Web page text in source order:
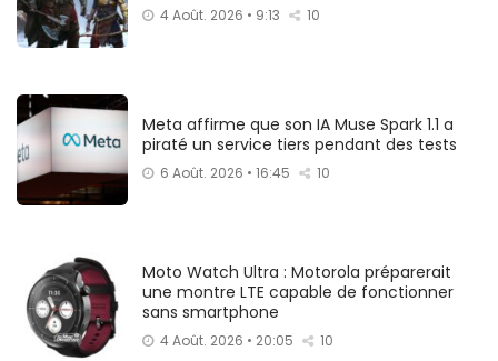
4 Août. 2026 • 9:13 10
Meta affirme que son IA Muse Spark 1.1 a
piraté un service tiers pendant des tests
6 Août. 2026 • 16:45 10
Moto Watch Ultra : Motorola préparerait
une montre LTE capable de fonctionner
sans smartphone
4 Août. 2026 • 20:05 10